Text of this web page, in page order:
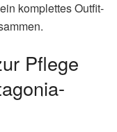
komplettes Outfit-
Pflege